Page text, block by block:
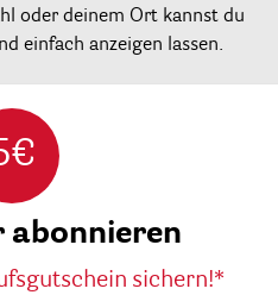
oder deinem Ort kannst du
einfach anzeigen lassen.
abonnieren
sichern!*